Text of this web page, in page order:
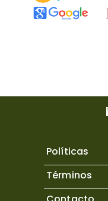
Políticas
Términos